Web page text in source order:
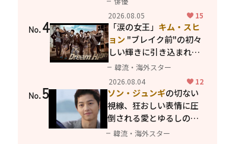
2026.08.05
15
No.4 「涙の女王」 キム・スヒ
ョン "ブレイク前"の初々
しい輝きに引き込まれ
る...2PM テギョン
共演の青春名作「ドリー
ムハイ」
韓流・海外スター
2026.08.04
12
No.5 ソン・ジュンギの切ない
視線、狂おしい表情に圧
倒される――愛とゆるしの人
間ドラマ「優しい男」
韓流・海外スター